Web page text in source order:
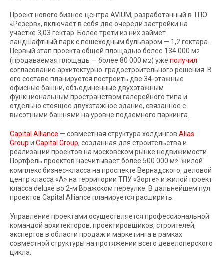
Проект нового бизнес-центра AVIUM, разработанный в ТПО
«Резерв», включает в себя две очереди застройки на
участке 3,03 гектар. Более трети из них займет
ландшафтный парк с пешеходным бульваром — 1,2 гектара.
Первый этап проекта общей площадью более 134 000 м2
(продаваемая площадь — более 80 000 м2) уже получил
согласование архитектурно-градостроительного решения. В
его составе планируется построить две 34-этажные
офисные башни, объединенные двухэтажным
функциональным пространством галерейного типа и
отдельно стоящее двухэтажное здание, связанное с
высотными башнями на уровне подземного паркинга.
Capital Alliance — совместная структура холдингов Alias
Group и Capital Group, созданная для строительства и
реализации проектов на московском рынке недвижимости.
Портфель проектов насчитывает более 500 000 м2: жилой
комплекс бизнес-класса на проспекте Вернадского, деловой
центр класса «А» на территории ТПУ «Зорге» и жилой проект
класса deluxe во 2-м Вражском переулке. В дальнейшем пул
проектов Capital Alliance планируется расширить.
Управление проектами осуществляется профессиональной
командой архитекторов, проектировщиков, строителей,
экспертов в области продаж и маркетинга в рамках
совместной структуры на протяжении всего девелоперского
цикла.